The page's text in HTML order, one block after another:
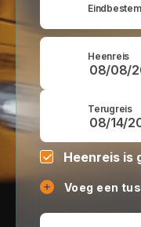
Heenreis
Terugreis
Heenreis is
Voeg een